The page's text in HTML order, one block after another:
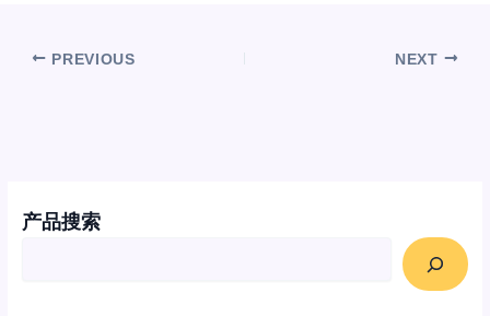
产品搜索
PREVIOUS NEXT